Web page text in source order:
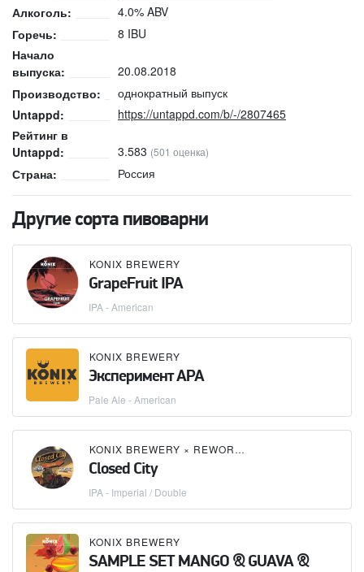
Алкоголь:
4.0% ABV
Горечь:
8 IBU
Начало
выпуска:
20.08.2018
Производство:
однократный выпуск
Untappd:
https://untappd.com/b/-/2807465
Рейтинг в
Untappd:
3.583 (501 оценка)
Страна: Россия
Другие сорта пивоварни
KONIX BREWERY
GrapeFruit IPA
IPA - American
KONIX BREWERY
Эксперимент APA
Pale Ale - American
KONIX BREWERY × REWORT BREWERY
Closed City
IPA - Imperial / Double
KONIX BREWERY
SAMPLE SET MANGO & GUAVA &